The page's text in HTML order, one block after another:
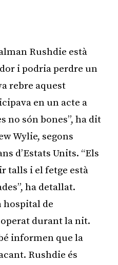
Rushdie està
i podria perdre un
rebre aquest
en un acte a
no són bones”, ha dit
Wylie, segons
d’Estats Units. “Els
talls i el fetge està
ha detallat.
hospital de
durant la nit.
informen que la
Rushdie és